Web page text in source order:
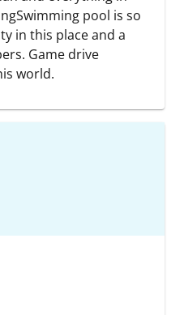
pool is so
in this place and a
Game drive
world.